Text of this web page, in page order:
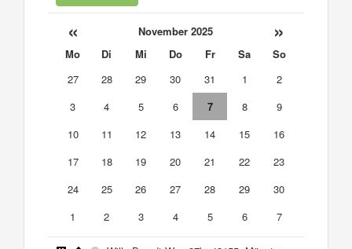
« November 2025 »
Mo Di Mi Do Fr Sa
So
27
28 29 30 31 1
2
3
4 5 6 7 8
9
10
11 12 13 14 15
16
17
18 19 20 21 22
23
24
25 26 27 28 29
30
1
2 3 4 5 6 7